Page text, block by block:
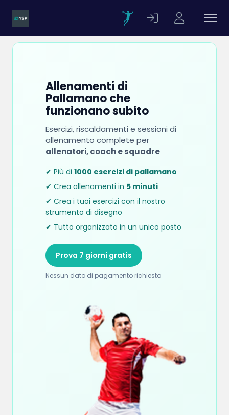
Allenamenti di
Pallamano che
funzionano subito
Esercizi, riscaldamenti e sessioni di
allenamento complete per
allenatori, coach e squadre
✔ Più di 1000 esercizi di pallamano
✔ Crea allenamenti in 5 minuti
✔ Crea i tuoi esercizi con il nostro
strumento di disegno
✔ Tutto organizzato in un unico posto
Prova 7 giorni gratis
Nessun dato di pagamento richiesto